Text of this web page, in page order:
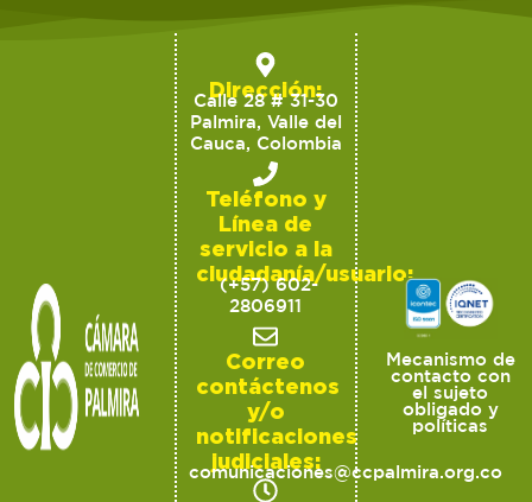
Dirección:
Calle 28 # 31-30
Palmira, Valle del
Cauca, Colombia
Teléfono y
Línea de
servicio a la
ciudadanía/usuario:
(+57) 602-
2806911
Correo
contáctenos
y/o
notificaciones
judiciales:
comunicaciones@ccpalmira.org.co
Mecanismo de
contacto con
el sujeto
obligado y
políticas